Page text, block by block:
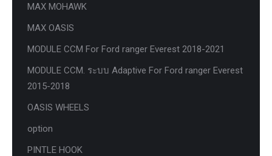
MAX MOHAWK
MAX OASIS
MODULE CCM For Ford ranger Everest 2018-2021
MODULE CCM. ระบบ Adaptive For Ford ranger Everest
2015-2018
OASIS WHEELS
option
PINTLE HOOK